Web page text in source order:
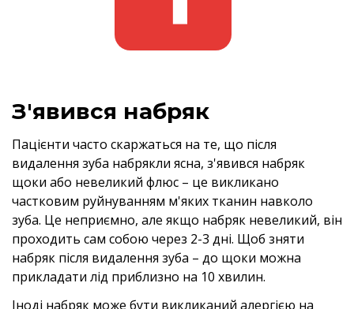
З'явився набряк
Пацієнти часто скаржаться на те, що після
видалення зуба набрякли ясна, з'явився набряк
щоки або невеликий флюс – це викликано
частковим руйнуванням м'яких тканин навколо
зуба. Це неприємно, але якщо набряк невеликий, він
проходить сам собою через 2-3 дні. Щоб зняти
набряк після видалення зуба – до щоки можна
прикладати лід приблизно на 10 хвилин.
Іноді набряк може бути викликаний алергією на